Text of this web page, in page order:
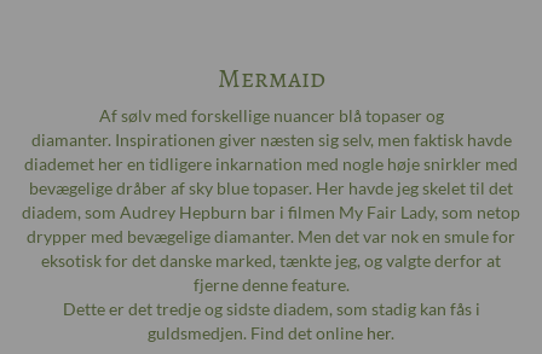
Mermaid
Af sølv med forskellige nuancer blå topaser og
diamanter. Inspirationen giver næsten sig selv, men faktisk havde
diademet her en tidligere inkarnation med nogle høje snirkler med
bevægelige dråber af sky blue topaser. Her havde jeg skelet til det
diadem, som Audrey Hepburn bar i filmen My Fair Lady, som netop
drypper med bevægelige diamanter. Men det var nok en smule for
eksotisk for det danske marked, tænkte jeg, og valgte derfor at
fjerne denne feature.
Dette er det tredje og sidste diadem, som stadig kan fås i
guldsmedjen. Find det online her.